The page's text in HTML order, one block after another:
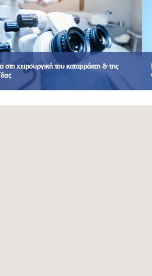
στη χειρουργική του καταρράκτη & της